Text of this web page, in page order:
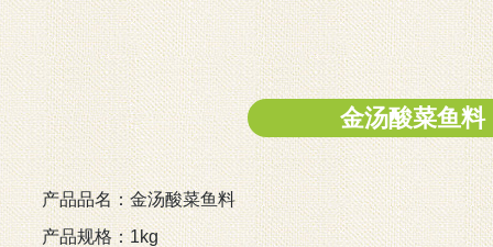
金汤酸菜鱼料
产品品名：金汤酸菜鱼料
产品规格：1kg